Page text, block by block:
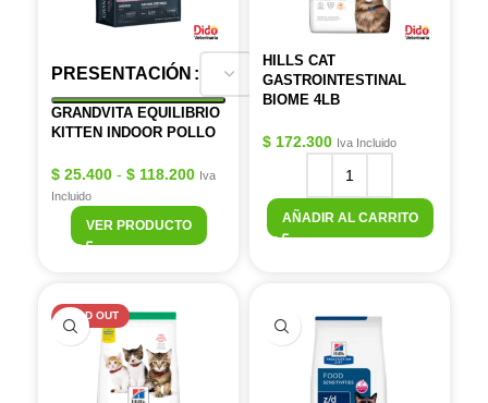
PRESENTACIÓN
GRANDVITA EQUILIBRIO
KITTEN INDOOR POLLO
$ 25.400 - $ 118.200 Iva
Incluido
VER PRODUCTO
HILLS CAT
GASTROINTESTINAL
BIOME 4LB
$ 172.300 Iva Incluido
AÑADIR AL CARRITO
SOLD OUT